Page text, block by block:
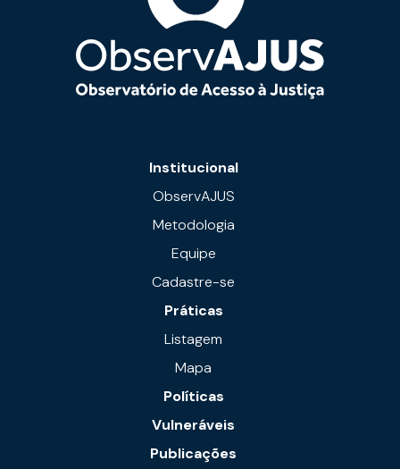
Institucional
ObservAJUS
Metodologia
Equipe
Cadastre-se
Práticas
Listagem
Mapa
Políticas
Vulneráveis
Publicações